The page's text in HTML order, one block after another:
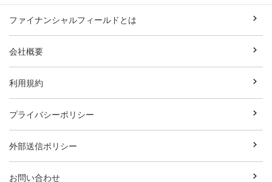
ファイナンシャルフィールドとは
会社概要
利用規約
プライバシーポリシー
外部送信ポリシー
お問い合わせ